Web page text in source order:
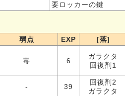
要ロッカーの鍵
弱点 EXP [落]
毒 6
ガラクタ
回復剤1
- 39
回復剤2
ガラクタ